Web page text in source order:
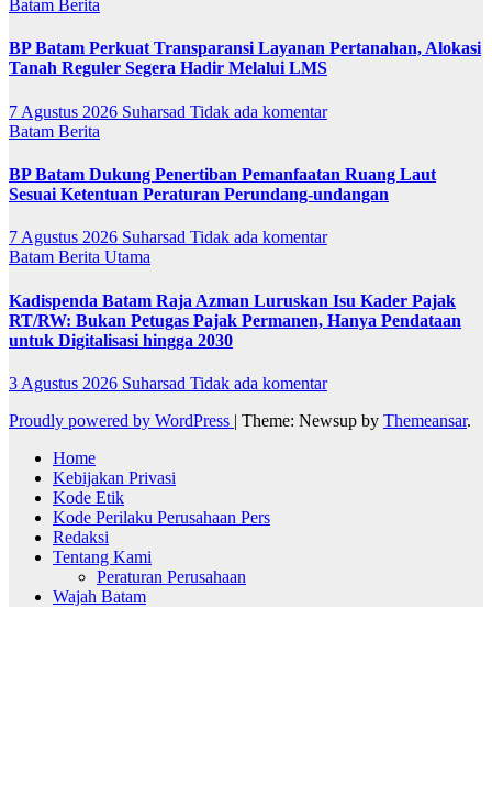
Batam Berita
BP Batam Perkuat Transparansi Layanan Pertanahan, Alokasi
Tanah Reguler Segera Hadir Melalui LMS
7 Agustus 2026 Suharsad Tidak ada komentar
Batam Berita
BP Batam Dukung Penertiban Pemanfaatan Ruang Laut
Sesuai Ketentuan Peraturan Perundang-undangan
7 Agustus 2026 Suharsad Tidak ada komentar
Batam Berita Utama
Kadispenda Batam Raja Azman Luruskan Isu Kader Pajak
RT/RW: Bukan Petugas Pajak Permanen, Hanya Pendataan
untuk Digitalisasi hingga 2030
3 Agustus 2026 Suharsad Tidak ada komentar
Proudly powered by WordPress | Theme: Newsup by Themeansar.
Home
Kebijakan Privasi
Kode Etik
Kode Perilaku Perusahaan Pers
Redaksi
Tentang Kami
Peraturan Perusahaan
Wajah Batam